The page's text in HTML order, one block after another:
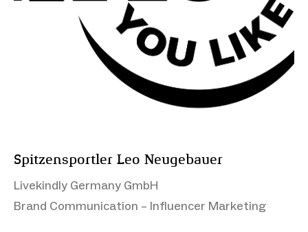
Spitzensportler Leo Neugebauer
Livekindly Germany GmbH
Brand Communication – Influencer Marketing